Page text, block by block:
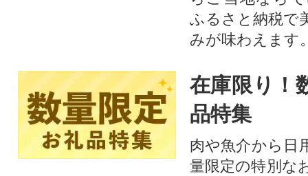
ふるさと納税で
みが味わえます
在庫限り！
品特集
肉や魚介から日
量限定の特別な